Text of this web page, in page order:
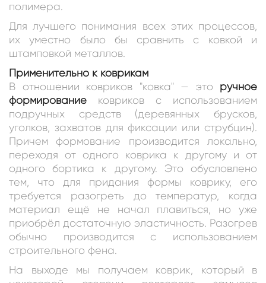
полимера.
Для лучшего понимания всех этих процессов,
их уместно было бы сравнить с ковкой и
штамповкой металлов.
Применительно к коврикам
В отношении ковриков "ковка" — это ручное
формирование ковриков с использованием
подручных средств (деревянных брусков,
уголков, захватов для фиксации или струбцин).
Причем формование производится локально,
переходя от одного коврика к другому и от
одного бортика к другому. Это обусловлено
тем, что для придания формы коврику, его
требуется разогреть до температур, когда
материал ещё не начал плавиться, но уже
приобрёл достаточную эластичность. Разогрев
обычно производится с использованием
строительного фена.
На выходе мы получаем коврик, который в